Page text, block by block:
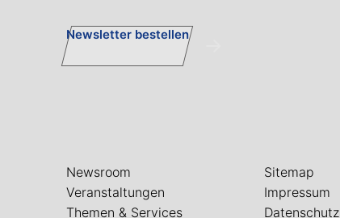
Newsletter bestellen
Newsroom
Veranstaltungen
Themen & Services
Sitemap
Impressum
Datenschutz